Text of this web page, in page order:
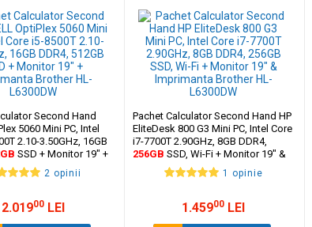
Second Hand
5060 Mini PC, Intel
2.10-3.50GHz, 16GB
SSD + Monitor 19" +
Brother HL-L6300DW
2 opinii
2.01900 LEI
Pachet Calculator Second Hand HP
EliteDesk 800 G3 Mini PC, Intel Core
i7-7700T 2.90GHz, 8GB DDR4,
256GB SSD, Wi-Fi + Monitor 19" &
Imprimanta Brother HL-L6300DW
1 opinie
1.45900 LEI